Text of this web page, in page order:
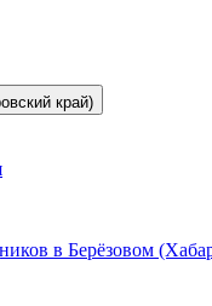
край)
в Берёзовом